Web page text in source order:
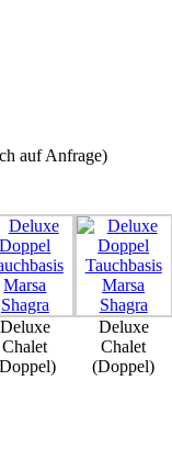
auf Anfrage)
Deluxe
Chalet
Deluxe
Chalet
(Doppel)